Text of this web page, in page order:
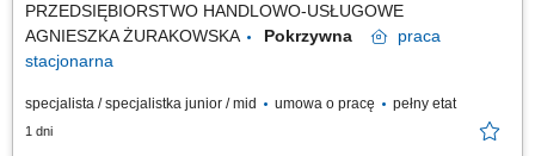
PRZEDSIĘBIORSTWO HANDLOWO-USŁUGOWE
AGNIESZKA ŻURAKOWSKA
Pokrzywna
praca
stacjonarna
specjalista / specjalistka junior / mid umowa o pracę pełny etat
1 dni